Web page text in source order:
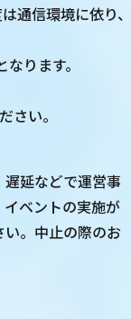
通信環境に依り、
ります。
さい。
遅延などで運営事
ベントの実施が
。中止の際のお